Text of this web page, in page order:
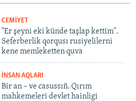
CEMİYET
"Er şeyni eki künde taşlap kettim".
Seferberlik qorqusı rusiyelilerni
kene memleketten quva
İNSAN AQLARI
Bir an – ve casussıñ. Qırım
mahkemeleri devlet hainligi